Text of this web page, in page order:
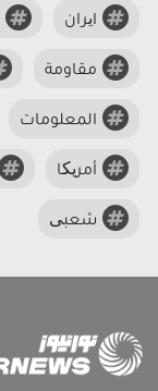
ایران
مقاومة
المعلومات
أمریکا
شعبی